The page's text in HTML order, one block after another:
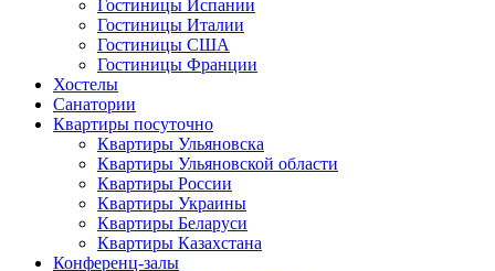
Гостиницы Испании
Гостиницы Италии
Гостиницы США
Гостиницы Франции
Хостелы
Санатории
Квартиры посуточно
Квартиры Ульяновска
Квартиры Ульяновской области
Квартиры России
Квартиры Украины
Квартиры Беларуси
Квартиры Казахстана
Конференц-залы